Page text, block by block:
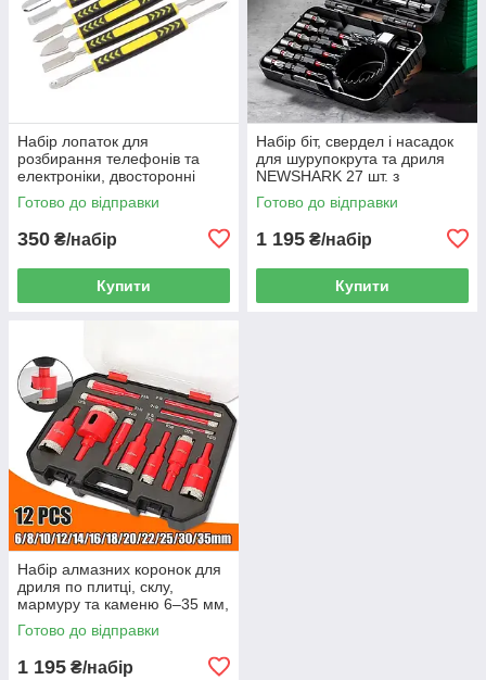
Набір лопаток для
розбирання телефонів та
електроніки, двосторонні
металеві інструменти для
відкривання корпусів 6 шт.
Готово до відправки
350 ₴/набір
Купити
Набір біт, свердел і насадок
для шурупокрута та дриля
NEWSHARK 27 шт. з
головками 8–10 мм,
коронкою 51 мм і
Готово до відправки
1 195 ₴/набір
Купити
Набір алмазних коронок для
дриля по плитці, склу,
мармуру та каменю 6–35 мм,
12 шт. у кейсі
Готово до відправки
1 195 ₴/набір